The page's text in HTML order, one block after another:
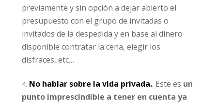
previamente y sin opción a dejar abierto el
presupuesto con el grupo de invitadas o
invitados de la despedida y en base al dinero
disponible contratar la cena, elegir los
disfraces, etc…
No hablar sobre la vida privada.. Este es un
punto imprescindible a tener en cuenta ya